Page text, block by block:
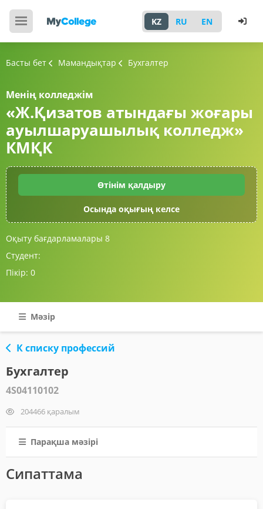
KZ RU EN
Басты бет Мамандықтар Бухгалтер
Менің колледжім
«Ж.Қизатов атындағы жоғары
ауылшаруашылық колледж»
КМҚК
Өтінім қалдыру
Осында оқығың келсе
Оқыту бағдарламалары 8
Студент:
Пікір: 0
Мәзір
К списку профессий
Бухгалтер
4S04110102
204466 қаралым
Парақша мәзірі
Сипаттама